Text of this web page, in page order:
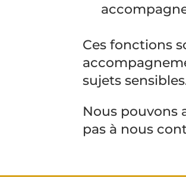
Ces fonctions
sujets
Nous pouvons
pas à nous